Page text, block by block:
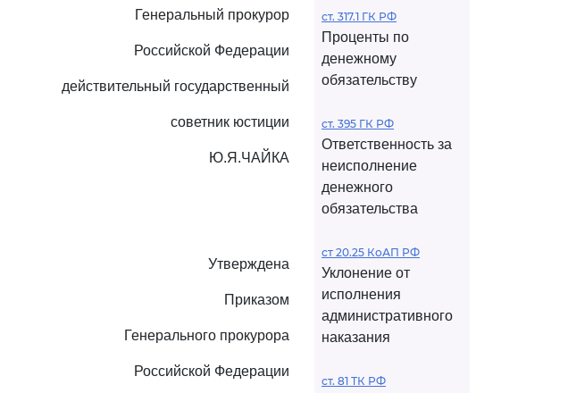
Генеральный прокурор
Российской Федерации
действительный государственный
советник юстиции
Ю.Я.ЧАЙКА
Утверждена
Приказом
Генерального прокурора
Российской Федерации
ст. 317.1 ГК РФ
Проценты по
денежному
обязательству
ст. 395 ГК РФ
Ответственность за
неисполнение
денежного
обязательства
ст 20.25 КоАП РФ
Уклонение от
исполнения
административного
наказания
ст. 81 ТК РФ